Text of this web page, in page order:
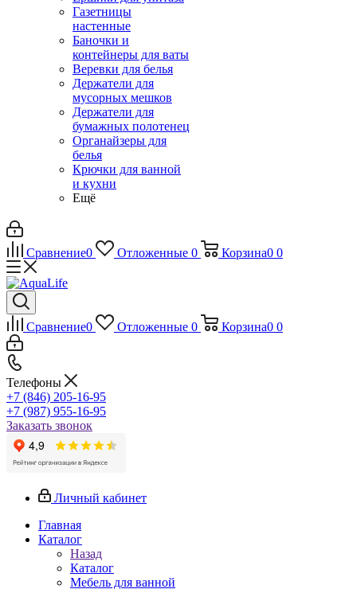
Газетницы
настенные
Баночки и
контейнеры для ваты
Веревки для белья
Держатели для
мусорных мешков
Держатели для
бумажных полотенец
Органайзеры для
белья
Крючки для ванной
и кухни
Ещё
Сравнение0 Отложенные 0 Корзина0 0
Сравнение0 Отложенные 0 Корзина0 0
Телефоны
+7 (846) 205-16-95
+7 (987) 955-16-95
Заказать звонок
Личный кабинет
Главная
Каталог
Назад
Каталог
Мебель для ванной